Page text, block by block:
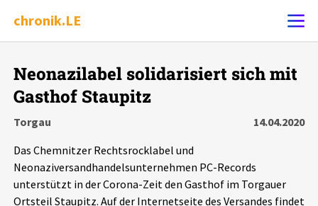
chronik.LE
Ereignis melden
Chronik
Dossiers
Neonazilabel solidarisiert sich mit
Gasthof Staupitz
Torgau
14.04.2020
Das Chemnitzer Rechtsrocklabel und
Neonaziversandhandelsunternehmen PC-Records
unterstützt in der Corona-Zeit den Gasthof im Torgauer
Ortsteil Staupitz. Auf der Internetseite des Versandes findet
Alle Ereignisse
7502 Ereignisse
Ereignisse
Exportieren ? Filter Erklärungen